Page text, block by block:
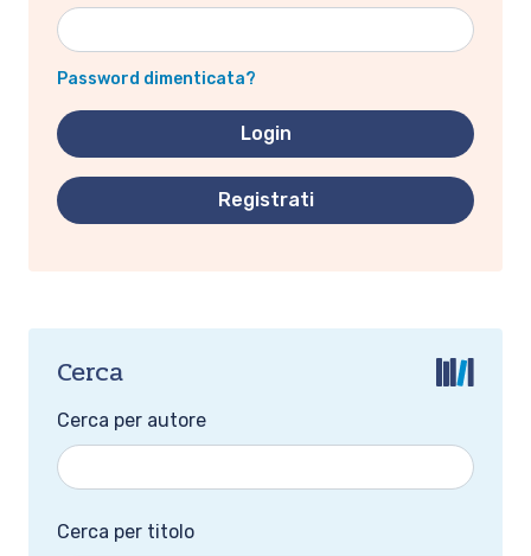
Password dimenticata?
Registrati
Cerca
Cerca per autore
Cerca per titolo